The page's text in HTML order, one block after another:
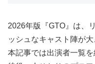
2026年版『GTO』は、
ッシュなキャスト陣が大
本記事では出演者一覧